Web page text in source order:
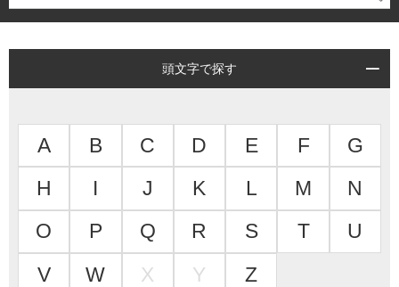
頭文字で探す
A B C D E F
G
H
I J K L M
N
O
P Q R S T
U
V
W X Y Z